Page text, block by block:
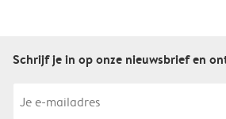
Schrijf je in op onze nieuwsbrief en